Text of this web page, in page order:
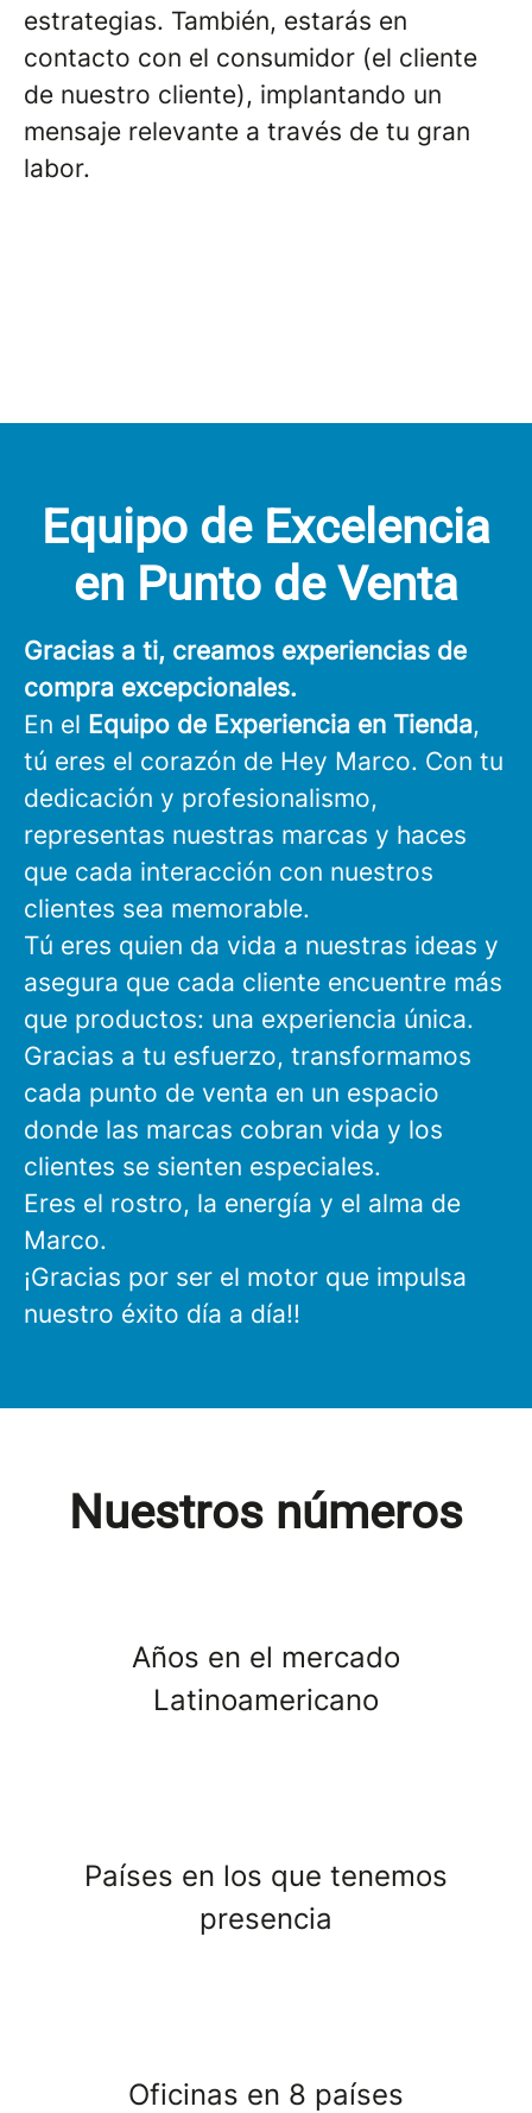
estrategias. También, estarás en
contacto con el consumidor (el cliente
de nuestro cliente), implantando un
mensaje relevante a través de tu gran
labor.
Equipo de Excelencia
en Punto de Venta
Gracias a ti, creamos experiencias de
compra excepcionales.
En el Equipo de Experiencia en Tienda,
tú eres el corazón de Hey Marco. Con tu
dedicación y profesionalismo,
representas nuestras marcas y haces
que cada interacción con nuestros
clientes sea memorable.
Tú eres quien da vida a nuestras ideas y
asegura que cada cliente encuentre más
que productos: una experiencia única.
Gracias a tu esfuerzo, transformamos
cada punto de venta en un espacio
donde las marcas cobran vida y los
clientes se sienten especiales.
Eres el rostro, la energía y el alma de
Marco.
¡Gracias por ser el motor que impulsa
nuestro éxito día a día!!
Nuestros números
Años en el mercado
Latinoamericano
Países en los que tenemos
presencia
Oficinas en 8 países